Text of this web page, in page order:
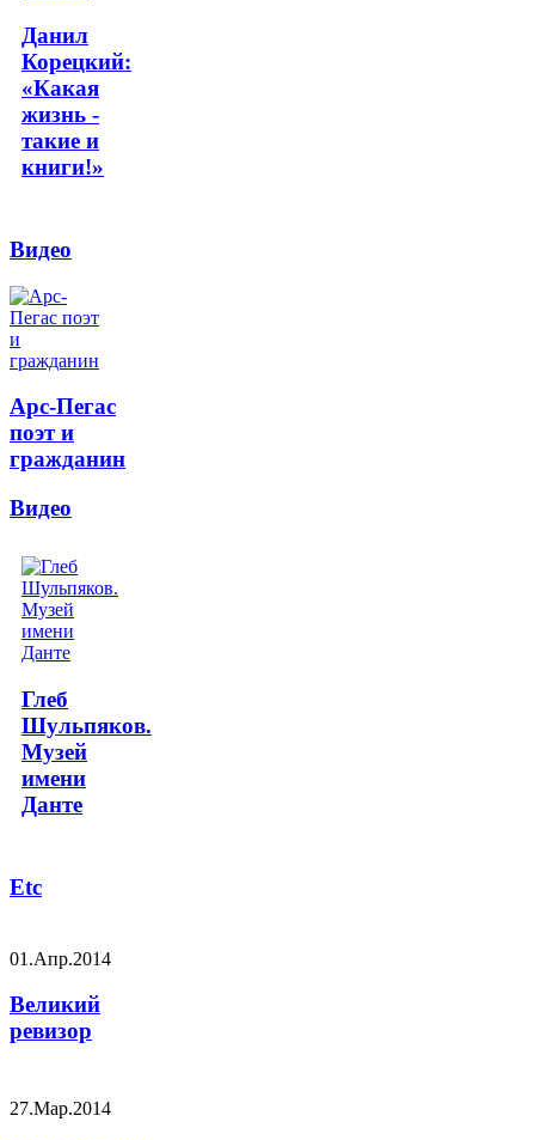
Данил
Корецкий:
«Какая
жизнь -
такие и
книги!»
Видео
Арс-Пегас
поэт и
гражданин
Видео
Глеб
Шульпяков.
Музей
имени
Данте
Etc
01.Апр.2014
Великий
ревизор
27.Мар.2014